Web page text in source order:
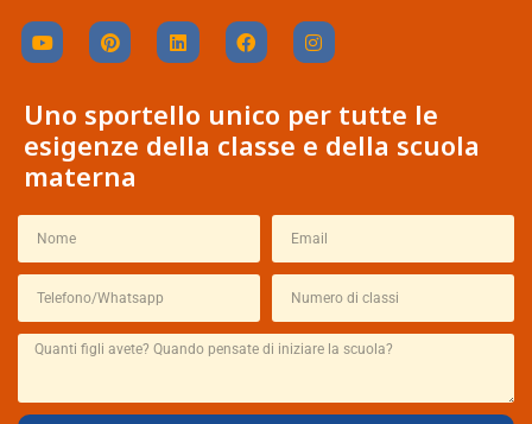
Uno sportello unico per tutte le
esigenze della classe e della scuola
materna
French